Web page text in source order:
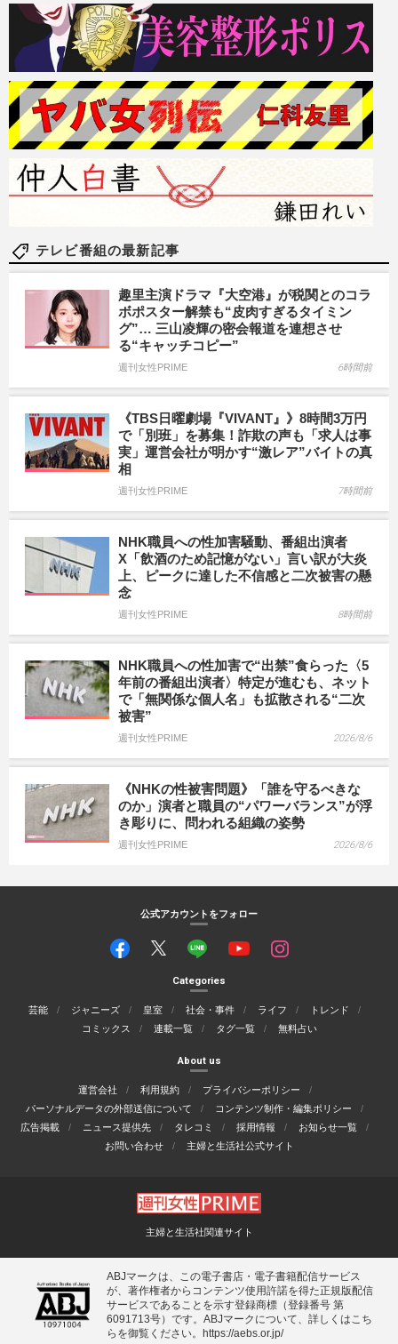
テレビ番組の最新記事
趣里主演ドラマ『大空港』が税関とのコラ
ボポスター解禁も“皮肉すぎるタイミン
グ”… 三山凌輝の密会報道を連想させ
る“キャッチコピー”
週刊女性PRIME 6時間前
《TBS日曜劇場『VIVANT』》8時間3万円
で「別班」を募集！詐欺の声も「求人は事
実」運営会社が明かす“激レア”バイトの真
相
週刊女性PRIME 7時間前
NHK職員への性加害騒動、番組出演者
X「飲酒のため記憶がない」言い訳が大炎
上、ピークに達した不信感と二次被害の懸
念
週刊女性PRIME 8時間前
NHK職員への性加害で“出禁”食らった〈5
年前の番組出演者〉特定が進むも、ネット
で「無関係な個人名」も拡散される“二次
被害”
週刊女性PRIME 2026/8/6
《NHKの性被害問題》「誰を守るべきな
のか」演者と職員の“パワーバランス”が浮
き彫りに、問われる組織の姿勢
週刊女性PRIME 2026/8/6
公式アカウントをフォロー
Categories
芸能 ジャニーズ 皇室 社会・事件 ライフ
トレンド
コミックス
連載一覧 タグ一覧 無料占い
About us
運営会社 利用規約
プライバシーポリシー
パーソナルデータの外部送信について
コンテンツ制作・編集ポリシー
広告掲載
ニュース提供先 タレコミ 採用情報
お知らせ一覧
お問い合わせ
主婦と生活社公式サイト
主婦と生活社関連サイト
ABJマークは、この電子書店・電子書籍配信サービス
が、著作権者からコンテンツ使用許諾を得た正規版配信
サービスであることを示す登録商標（登録番号 第
6091713号）です。ABJマークについて、詳しくはこち
らを御覧ください。
https://aebs.or.jp/